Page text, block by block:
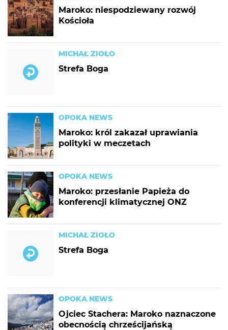
Maroko: niespodziewany rozwój
Kościoła
MICHAŁ ZIOŁO
Strefa Boga
OPOKA NEWS
Maroko: król zakazał uprawiania
polityki w meczetach
OPOKA NEWS
Maroko: przesłanie Papieża do
konferencji klimatycznej ONZ
MICHAŁ ZIOŁO
Strefa Boga
OPOKA NEWS
Ojciec Stachera: Maroko naznaczone
obecnością chrześcijańską